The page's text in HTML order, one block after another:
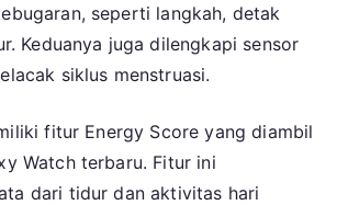
seperti langkah, detak
Keduanya juga dilengkapi sensor
siklus menstruasi.
fitur Energy Score yang diambil
Watch terbaru. Fitur ini
dari tidur dan aktivitas hari